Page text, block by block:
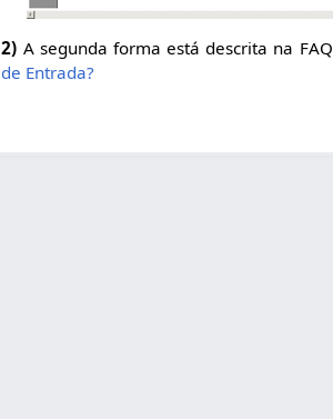
2) A segunda forma está descrita na FAQ
de Entrada?